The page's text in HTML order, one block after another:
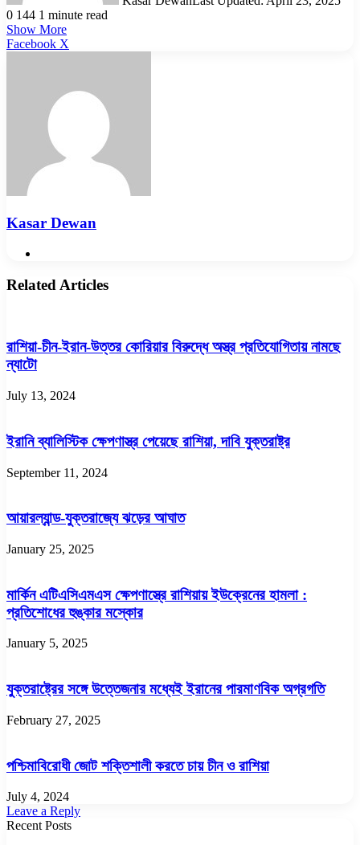
0 144 1 minute read
Show More
Facebook X
Kasar Dewan
Related Articles
রাশিয়া-চীন-ইরান-উত্তর কোরিয়ার বিরুদ্ধে অস্ত্র প্রতিযোগিতায় নামছে
ন্যাটো
July 13, 2024
ইরানি ব্যালিস্টিক ক্ষেপণাস্ত্র পেয়েছে রাশিয়া, দাবি যুক্তরাষ্ট্র
September 11, 2024
আয়ারল্যান্ড-যুক্তরাজ্যে ঝড়ের আঘাত
January 25, 2025
মার্কিন এটিএসিএমএস ক্ষেপণাস্ত্রে রাশিয়ায় ইউক্রেনের হামলা :
প্রতিশোধের হুঙ্কার মস্কোর
January 5, 2025
যুক্তরাষ্ট্রের সঙ্গে উত্তেজনার মধ্যেই ইরানের পারমাণবিক অগ্রগতি
February 27, 2025
পশ্চিমাবিরোধী জোট শক্তিশালী করতে চায় চীন ও রাশিয়া
July 4, 2024
Leave a Reply
Recent Posts